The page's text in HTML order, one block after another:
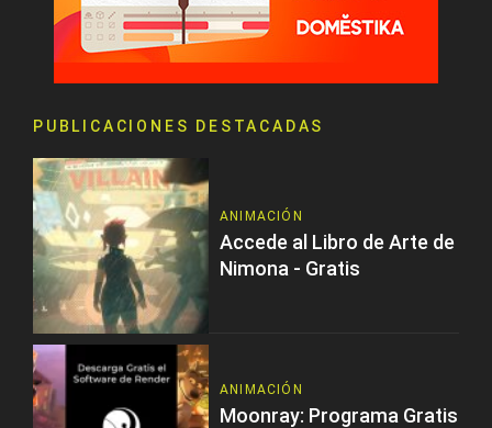
PUBLICACIONES DESTACADAS
ANIMACIÓN
Accede al Libro de Arte de
Nimona - Gratis
ANIMACIÓN
Moonray: Programa Gratis